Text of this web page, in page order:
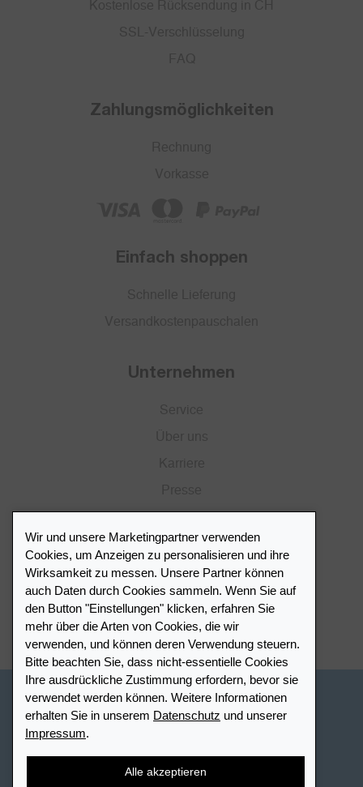
Zahlungsmöglichkeiten
Einfach shoppen
Unternehmen
Händlerportal
Händlerverzeichnis
Meinen Leuchtturm Händler finden
Wir und unsere Marketingpartner verwenden
Cookies, um Anzeigen zu personalisieren und ihre
Wirksamkeit zu messen. Unsere Partner können
auch Daten durch Cookies sammeln. Wenn Sie auf
den Button "Einstellungen" klicken, erfahren Sie
mehr über die Arten von Cookies, die wir
verwenden, und können deren Verwendung steuern.
Bitte beachten Sie, dass nicht-essentielle Cookies
Ihre ausdrückliche Zustimmung erfordern, bevor sie
verwendet werden können. Weitere Informationen
erhalten Sie in unserem Datenschutz und unserer
Impressum.
Alle akzeptieren
Schweiz - Deutsch
Cookie-Einstellungen